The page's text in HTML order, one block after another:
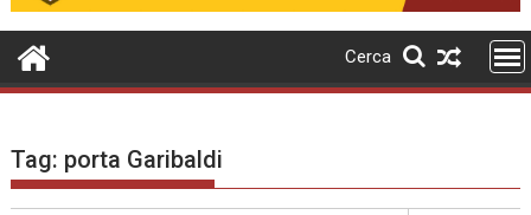
Cerca
Tag: porta Garibaldi